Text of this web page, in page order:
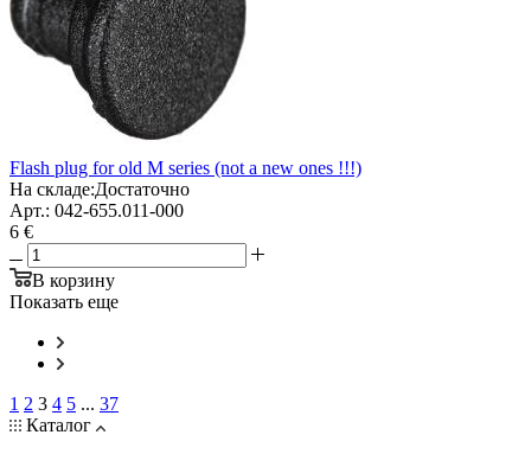
Flash plug for old M series (not a new ones !!!)
На складе:Достаточно
Арт.: 042-655.011-000
6 €
В корзину
Показать еще
1 2 3 4 5 ... 37
Каталог